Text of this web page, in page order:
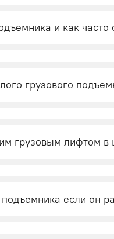
и как часто
грузового
грузовым лифтом в
если он